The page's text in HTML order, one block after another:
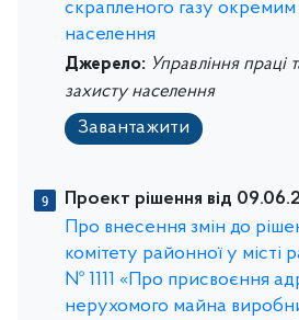
скрапленого газу окремим
населення
Джерело: Управління праці
захисту населення
Завантажити
Проект рішення від
Про внесення змін до
комітету районної у місті
№ 1111 «Про присвоєння
нерухомого майна